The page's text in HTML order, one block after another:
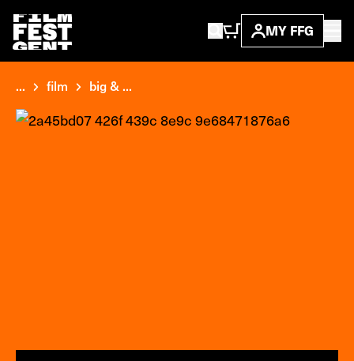
MY FFG
... film big & ...